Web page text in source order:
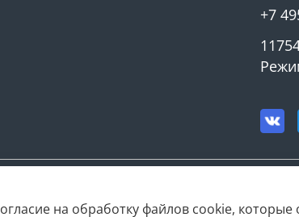
+7
на обработку файлов cookie,